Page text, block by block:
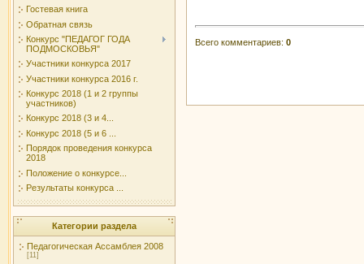
Гостевая книга
Обратная связь
Конкурс "ПЕДАГОГ ГОДА
ПОДМОСКОВЬЯ"
Участники конкурса 2017
Участники конкурса 2016 г.
Конкурс 2018 (1 и 2 группы
участников)
Конкурс 2018 (3 и 4...
Конкурс 2018 (5 и 6 ...
Порядок проведения конкурса
2018
Положение о конкурсе...
Результаты конкурса ...
Категории раздела
Педагогическая Ассамблея 2008
[11]
Всего комментариев: 0